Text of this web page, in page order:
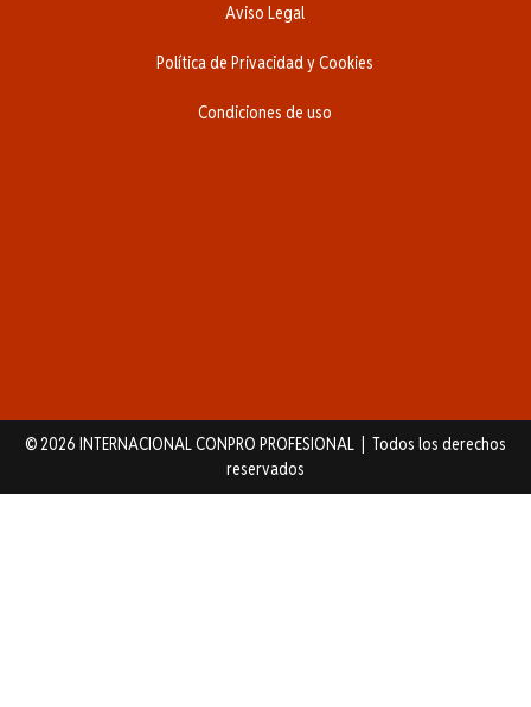
Aviso Legal
Política de Privacidad y Cookies
Condiciones de uso
© 2026 INTERNACIONAL CONPRO PROFESIONAL | Todos los derechos
reservados